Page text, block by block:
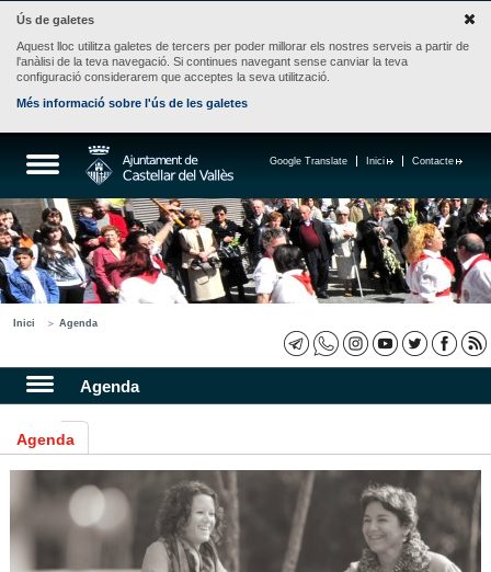
Ús de galetes
Aquest lloc utilitza galetes de tercers per poder millorar els nostres serveis a partir de
l'anàlisi de la teva navegació. Si continues navegant sense canviar la teva
configuració considerarem que acceptes la seva utilització.
Més informació sobre l'ús de les galetes
Contacte
Inici
Google Translate
Inici Agenda
Agenda
Agenda